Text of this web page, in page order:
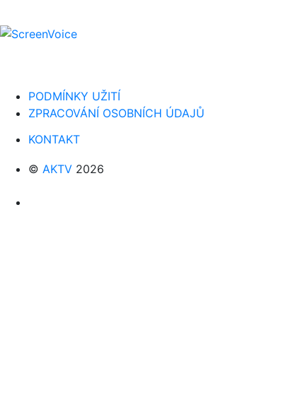
PODMÍNKY UŽITÍ
ZPRACOVÁNÍ OSOBNÍCH ÚDAJŮ
KONTAKT
© AKTV 2026